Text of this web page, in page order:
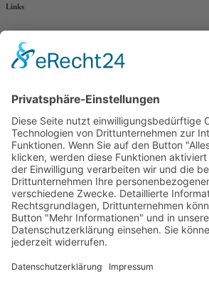
Links
AWO Jobportal
AWO Ehrenamt Portal
AWO Schulgesundheitsfachkräfte
AWO Pflegeberatung
AWO Kulturhaus Babelsberg
Arbeit mit Behinderung
AWO Büro Kindermut
Kulturland Brandenburg
AWO Selbsthilfe
AWO eLearning
Kultur für JEDEN
AWO 1plus9
Dachverband Freie Suchtselbsthilfe
© 1990 - 2026 Arbeiterwohlfahrt
Impressum|Datenschutz|